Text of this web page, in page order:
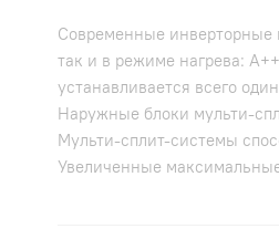
Современные инверторные
так и в режиме нагрева:
устанавливается всего
Наружные блоки мульти-
Мульти-сплит-системы
Увеличенные